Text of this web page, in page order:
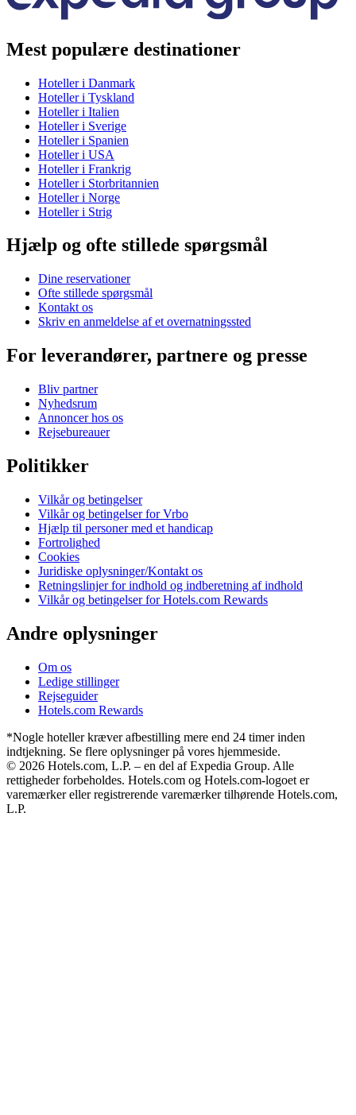
Mest populære destinationer
Hoteller i Danmark
Hoteller i Tyskland
Hoteller i Italien
Hoteller i Sverige
Hoteller i Spanien
Hoteller i USA
Hoteller i Frankrig
Hoteller i Storbritannien
Hoteller i Norge
Hoteller i Strig
Hjælp og ofte stillede spørgsmål
Dine reservationer
Ofte stillede spørgsmål
Kontakt os
Skriv en anmeldelse af et overnatningssted
For leverandører, partnere og presse
Bliv partner
Nyhedsrum
Annoncer hos os
Rejsebureauer
Politikker
Vilkår og betingelser
Vilkår og betingelser for Vrbo
Hjælp til personer med et handicap
Fortrolighed
Cookies
Juridiske oplysninger/Kontakt os
Retningslinjer for indhold og indberetning af indhold
Vilkår og betingelser for Hotels.com Rewards
Andre oplysninger
Om os
Ledige stillinger
Rejseguider
Hotels.com Rewards
*Nogle hoteller kræver afbestilling mere end 24 timer inden
indtjekning. Se flere oplysninger på vores hjemmeside.
© 2026 Hotels.com, L.P. – en del af Expedia Group. Alle
rettigheder forbeholdes. Hotels.com og Hotels.com-logoet er
varemærker eller registrerende varemærker tilhørende Hotels.com,
L.P.